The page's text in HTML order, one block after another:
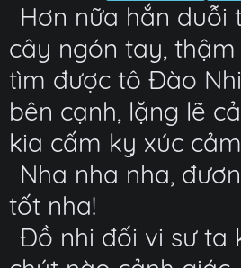
Hơn nữa hắn duỗi
cây ngón tay,
tìm được tô Đào
bên cạnh, lặng lẽ
kia cấm kỵ xúc
Nha nha nha,
tốt nha!
Đồ nhi đối vi sư ta